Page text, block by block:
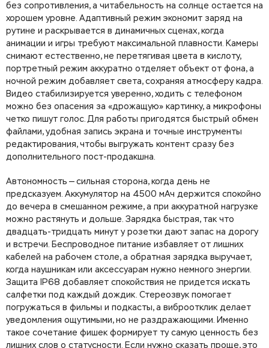
без сопротивления, а читабельность на солнце остается на
хорошем уровне. Адаптивный режим экономит заряд на
рутине и раскрывается в динамичных сценах, когда
анимации и игры требуют максимальной плавности. Камеры
снимают естественно, не перетягивая цвета в кислоту,
портретный режим аккуратно отделяет объект от фона, а
ночной режим добавляет света, сохраняя атмосферу кадра.
Видео стабилизируется уверенно, ходить с телефоном
можно без опасения за «дрожащую» картинку, а микрофоны
четко пишут голос. Для работы пригодятся быстрый обмен
файлами, удобная запись экрана и точные инструменты
редактирования, чтобы выгружать контент сразу без
дополнительного пост-продакшна.
Автономность — сильная сторона, когда день не
предсказуем. Аккумулятор на 4500 мАч держится спокойно
до вечера в смешанном режиме, а при аккуратной нагрузке
можно растянуть и дольше. Зарядка быстрая, так что
двадцать-тридцать минут у розетки дают запас на дорогу
и встречи. Беспроводное питание избавляет от лишних
кабелей на рабочем столе, а обратная зарядка выручает,
когда наушникам или аксессуарам нужно немного энергии.
Защита IP68 добавляет спокойствия не придется искать
салфетки под каждый дождик. Стереозвук помогает
погружаться в фильмы и подкасты, а виброотклик делает
уведомления ощутимыми, но не раздражающими. Именно
такое сочетание фишек формирует ту самую ценность без
лишних слов о статусности. Если нужно сказать проще, это